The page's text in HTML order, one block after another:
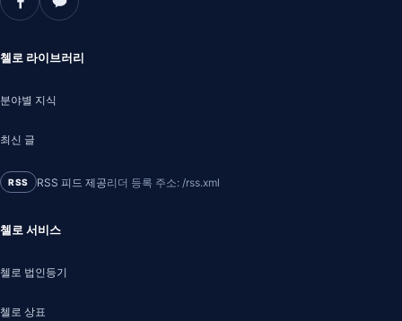
첼로 라이브러리
분야별 지식
최신 글
RSS RSS 피드 제공리더 등록 주소: /rss.xml
첼로 서비스
첼로 법인등기
첼로 상표